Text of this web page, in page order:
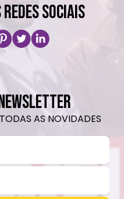
SOCIAIS
AS NOVIDADES